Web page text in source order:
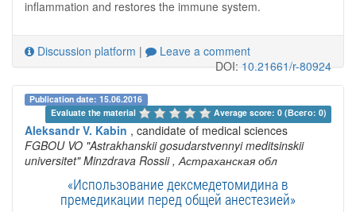
inflammation and restores the immune system.
Discussion platform |
Leave a comment
DOI:10.21661/r-80924
Publication date: 15.06.2016
Evaluate the material
Average score: 0 (Всего: 0)
Aleksandr V. Kabin , candidate of medical sciences
FGBOU VO "Astrakhanskii gosudarstvennyi meditsinskii
universitet" Minzdrava Rossii , Астраханская обл
«Использование дексмедетомидина в
премедикации перед общей анестезией»